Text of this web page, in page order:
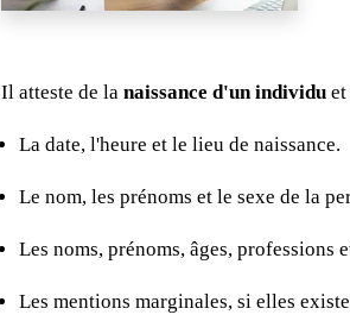
Il atteste de la naissance d'un individu
La date, l'heure et le lieu de naissance.
Le nom, les prénoms et le sexe de la
Les noms, prénoms, âges, professions
Les mentions marginales, si elles